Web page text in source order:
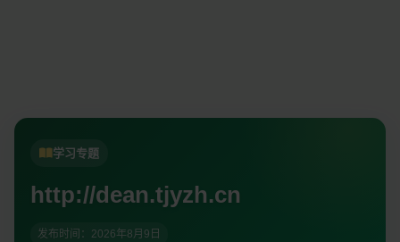
学习专题
http://dean.tjyzh.cn
发布时间： 2026年8月9日